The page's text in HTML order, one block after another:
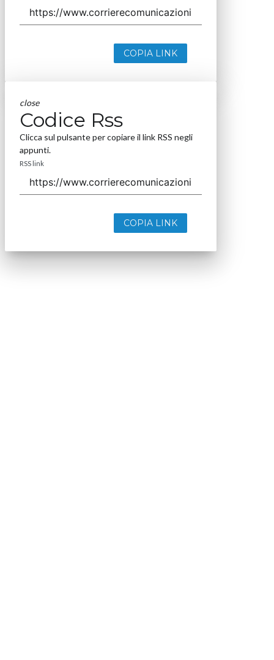
COPIA LINK
close
Codice Rss
Clicca sul pulsante per copiare il link RSS negli
appunti.
RSS link
COPIA LINK